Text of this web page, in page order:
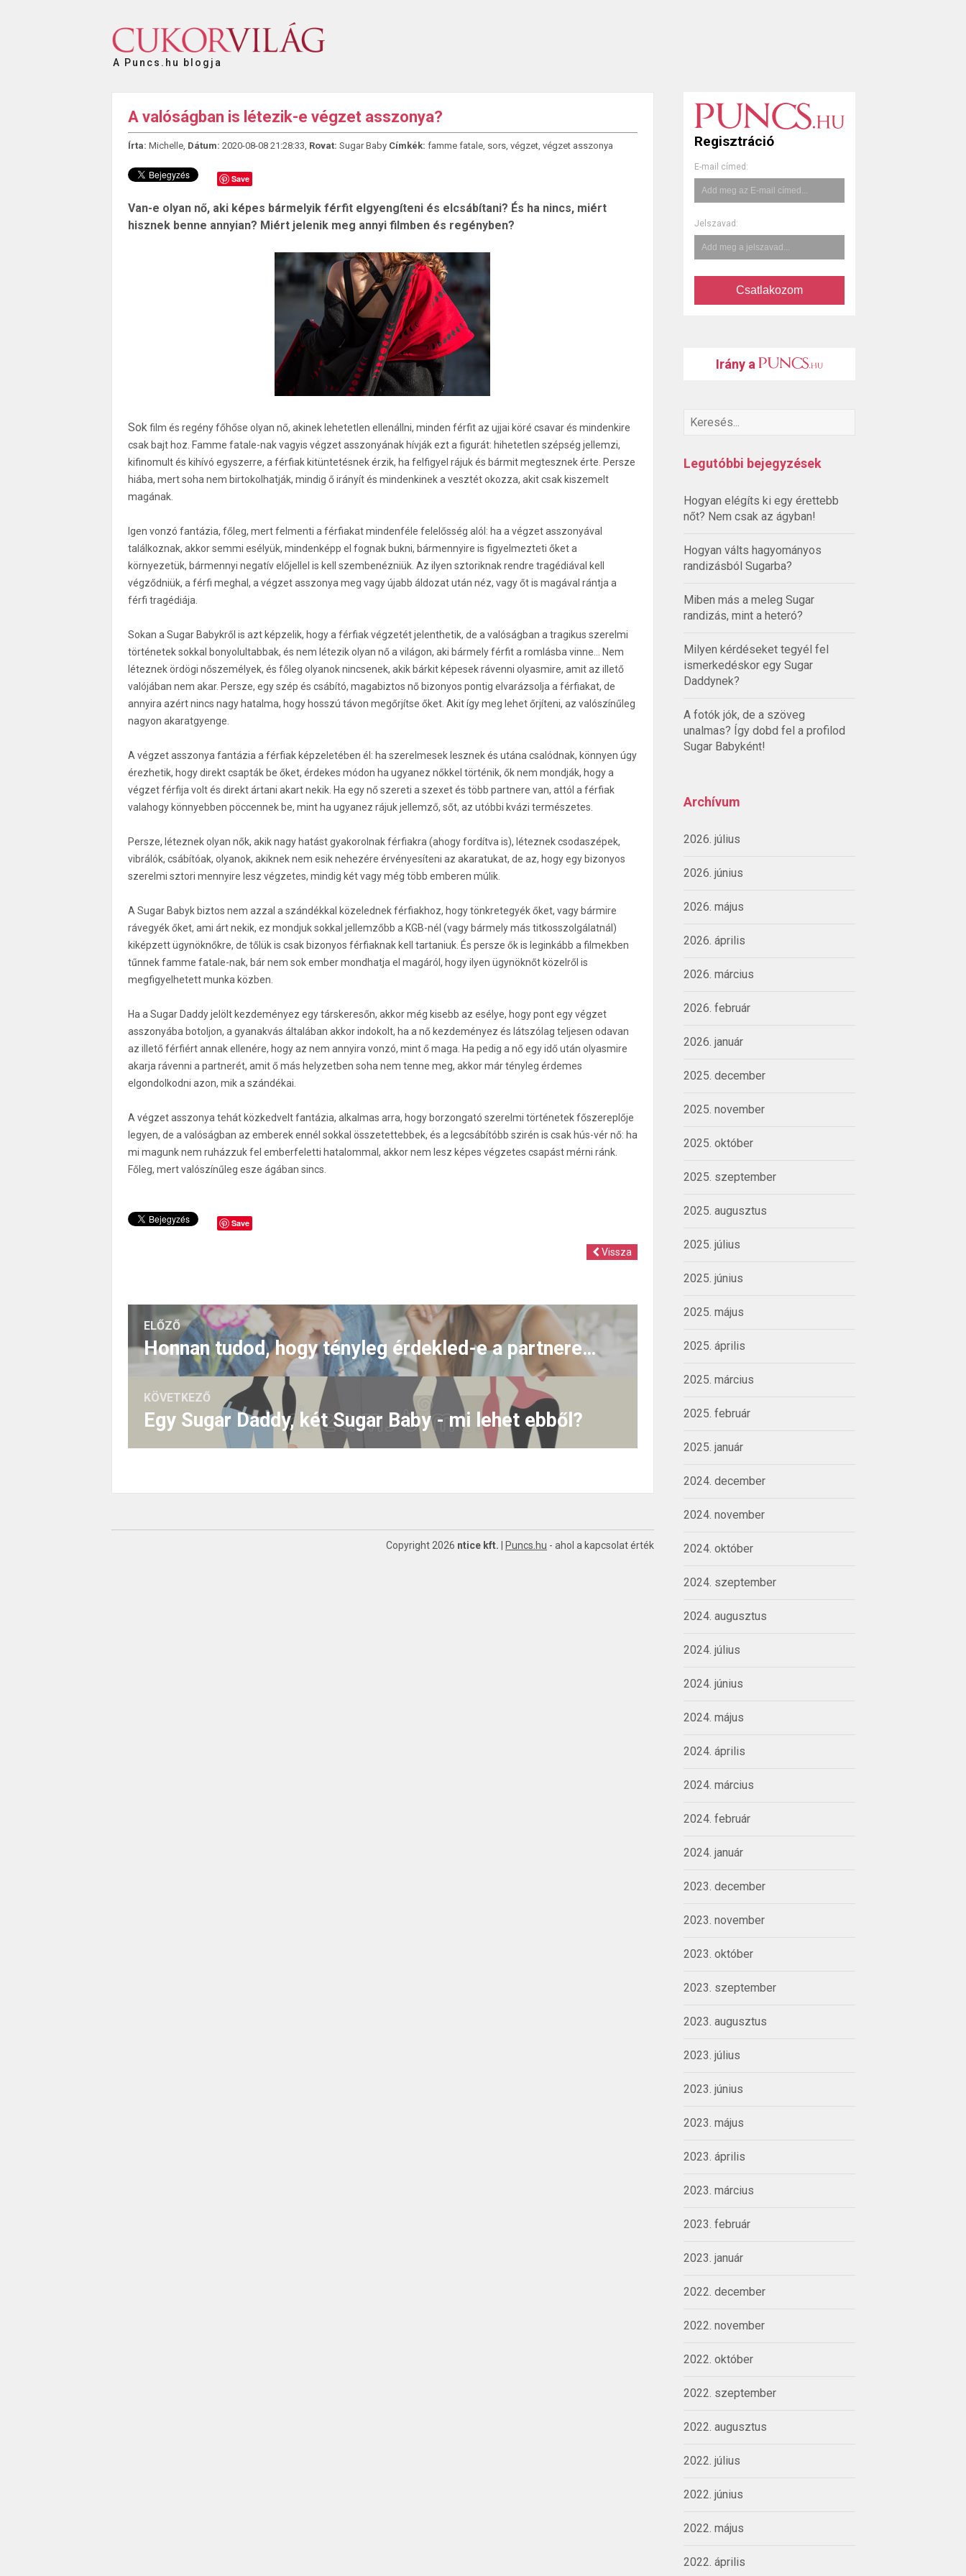
Regisztráció
E-mail címed:
Jelszavad:
Csatlakozom
Irány a
Legutóbbi bejegyzések
Hogyan elégíts ki egy érettebb
nőt? Nem csak az ágyban!
Hogyan válts hagyományos
randizásból Sugarba?
Miben más a meleg Sugar
randizás, mint a heteró?
Milyen kérdéseket tegyél fel
ismerkedéskor egy Sugar
Daddynek?
A fotók jók, de a szöveg
unalmas? Így dobd fel a profilod
Sugar Babyként!
Archívum
2026. július
2026. június
2026. május
2026. április
2026. március
2026. február
2026. január
2025. december
2025. november
2025. október
2025. szeptember
2025. augusztus
2025. július
2025. június
2025. május
2025. április
2025. március
2025. február
2025. január
2024. december
2024. november
2024. október
2024. szeptember
2024. augusztus
2024. július
2024. június
2024. május
2024. április
2024. március
2024. február
2024. január
2023. december
2023. november
2023. október
2023. szeptember
2023. augusztus
2023. július
2023. június
2023. május
2023. április
2023. március
2023. február
2023. január
2022. december
2022. november
2022. október
2022. szeptember
2022. augusztus
2022. július
2022. június
2022. május
2022. április
A Puncs.hu blogja
A valóságban is létezik-e végzet asszonya?
Írta: Michelle, Dátum: 2020-08-08 21:28:33, Rovat: Sugar Baby Címkék: famme fatale, sors, végzet, végzet asszonya
Save
Van-e olyan nő, aki képes bármelyik férfit elgyengíteni és elcsábítani? És ha nincs, miért
hisznek benne annyian? Miért jelenik meg annyi filmben és regényben?
Sok film és regény főhőse olyan nő, akinek lehetetlen ellenállni, minden férfit az ujjai köré csavar és mindenkire
csak bajt hoz. Famme fatale-nak vagyis végzet asszonyának hívják ezt a figurát: hihetetlen szépség jellemzi,
kifinomult és kihívó egyszerre, a férfiak kitüntetésnek érzik, ha felfigyel rájuk és bármit megtesznek érte. Persze
hiába, mert soha nem birtokolhatják, mindig ő irányít és mindenkinek a vesztét okozza, akit csak kiszemelt
magának.
Igen vonzó fantázia, főleg, mert felmenti a férfiakat mindenféle felelősség alól: ha a végzet asszonyával
találkoznak, akkor semmi esélyük, mindenképp el fognak bukni, bármennyire is figyelmezteti őket a
környezetük, bármennyi negatív előjellel is kell szembenézniük. Az ilyen sztoriknak rendre tragédiával kell
végződniük, a férfi meghal, a végzet asszonya meg vagy újabb áldozat után néz, vagy őt is magával rántja a
férfi tragédiája.
Sokan a Sugar Babykről is azt képzelik, hogy a férfiak végzetét jelenthetik, de a valóságban a tragikus szerelmi
történetek sokkal bonyolultabbak, és nem létezik olyan nő a világon, aki bármely férfit a romlásba vinne... Nem
léteznek ördögi nőszemélyek, és főleg olyanok nincsenek, akik bárkit képesek rávenni olyasmire, amit az illető
valójában nem akar. Persze, egy szép és csábító, magabiztos nő bizonyos pontig elvarázsolja a férfiakat, de
annyira azért nincs nagy hatalma, hogy hosszú távon megőrjítse őket. Akit így meg lehet őrjíteni, az valószínűleg
nagyon akaratgyenge.
A végzet asszonya fantázia a férfiak képzeletében él: ha szerelmesek lesznek és utána csalódnak, könnyen úgy
érezhetik, hogy direkt csapták be őket, érdekes módon ha ugyanez nőkkel történik, ők nem mondják, hogy a
végzet férfija volt és direkt ártani akart nekik. Ha egy nő szereti a szexet és több partnere van, attól a férfiak
valahogy könnyebben pöccennek be, mint ha ugyanez rájuk jellemző, sőt, az utóbbi kvázi természetes.
Persze, léteznek olyan nők, akik nagy hatást gyakorolnak férfiakra (ahogy fordítva is), léteznek csodaszépek,
vibrálók, csábítóak, olyanok, akiknek nem esik nehezére érvényesíteni az akaratukat, de az, hogy egy bizonyos
szerelmi sztori mennyire lesz végzetes, mindig két vagy még több emberen múlik.
A Sugar Babyk biztos nem azzal a szándékkal közelednek férfiakhoz, hogy tönkretegyék őket, vagy bármire
rávegyék őket, ami árt nekik, ez mondjuk sokkal jellemzőbb a KGB-nél (vagy bármely más titkosszolgálatnál)
kiképzett ügynöknőkre, de tőlük is csak bizonyos férfiaknak kell tartaniuk. És persze ők is leginkább a filmekben
tűnnek famme fatale-nak, bár nem sok ember mondhatja el magáról, hogy ilyen ügynöknőt közelről is
megfigyelhetett munka közben.
Ha a Sugar Daddy jelölt kezdeményez egy társkeresőn, akkor még kisebb az esélye, hogy pont egy végzet
asszonyába botoljon, a gyanakvás általában akkor indokolt, ha a nő kezdeményez és látszólag teljesen odavan
az illető férfiért annak ellenére, hogy az nem annyira vonzó, mint ő maga. Ha pedig a nő egy idő után olyasmire
akarja rávenni a partnerét, amit ő más helyzetben soha nem tenne meg, akkor már tényleg érdemes
elgondolkodni azon, mik a szándékai.
A végzet asszonya tehát közkedvelt fantázia, alkalmas arra, hogy borzongató szerelmi történetek főszereplője
legyen, de a valóságban az emberek ennél sokkal összetettebbek, és a legcsábítóbb szirén is csak hús-vér nő: ha
mi magunk nem ruházzuk fel emberfeletti hatalommal, akkor nem lesz képes végzetes csapást mérni ránk.
Főleg, mert valószínűleg esze ágában sincs.
Save
Vissza
ELŐZŐ
Honnan tudod, hogy tényleg érdekled-e a partneredet?
KÖVETKEZŐ
Egy Sugar Daddy, két Sugar Baby - mi lehet ebből?
Copyright 2026 ntice kft. Puncs.hu - ahol a kapcsolat érték